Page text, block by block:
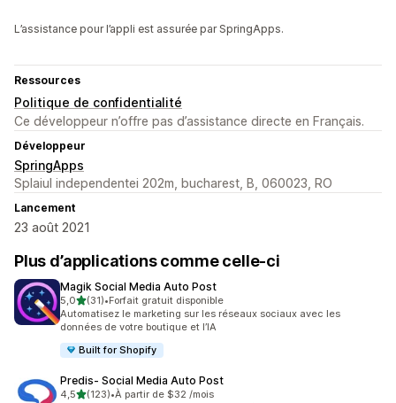
L’assistance pour l’appli est assurée par SpringApps.
Ressources
Politique de confidentialité
Ce développeur n’offre pas d’assistance directe en Français.
Développeur
SpringApps
Splaiul independentei 202m, bucharest, B, 060023, RO
Lancement
23 août 2021
Plus d’applications comme celle-ci
Magik Social Media Auto Post
5,0étoile(s) sur 5
(31)
31 avis au total
•Forfait gratuit disponible
Automatisez le marketing sur les réseaux sociaux avec les
données de votre boutique et l’IA
Built for Shopify
Predis‑ Social Media Auto Post
4,5étoile(s) sur 5
(123)
123 avis au total
•À partir de $32 /mois